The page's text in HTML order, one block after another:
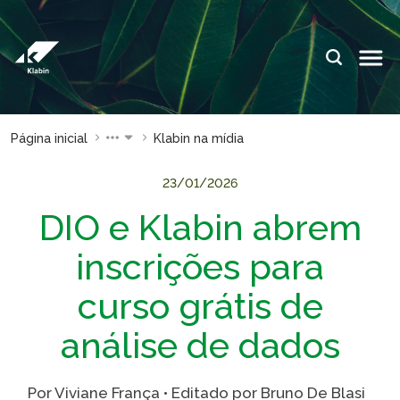
Pular para o Conteúdo principal
IDIOMAS:
ES
ESPAÇOS KLABIN
Investidores
Relatório de
Sustentabilidade
Plante com a
Klabin
Todas Florestas
Importam
Página inicial Klabin na mídia
23/01/2026
DIO e Klabin abrem
inscrições para
curso grátis de
análise de dados
Por Viviane França • Editado por Bruno De Blasi